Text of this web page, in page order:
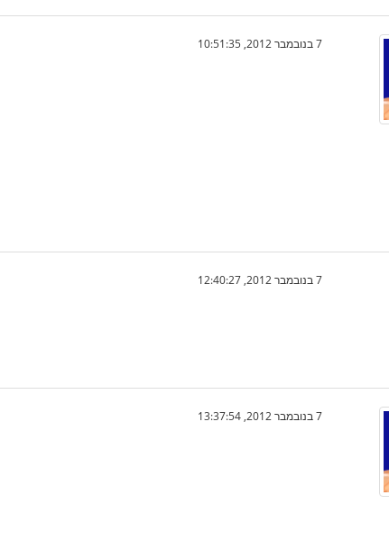
7 בנובמבר 2012, 10:51:35
7 בנובמבר 2012, 12:40:27
7 בנובמבר 2012, 13:37:54